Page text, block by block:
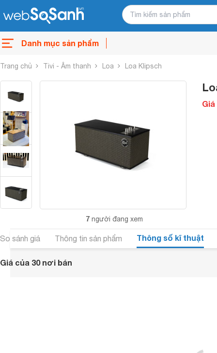
Danh mục sản phẩm
Trang chủ Tivi - Âm thanh Loa Loa Klipsch
7 người đang xem
Giá
So sánh giá Thông tin sản phẩm Thông số kĩ thuật
Giá của 30 nơi bán